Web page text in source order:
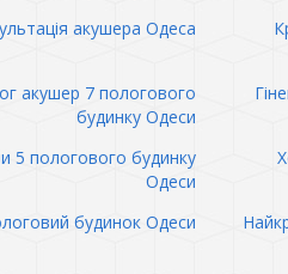
акушера Одеса
акушер 7 пологового
будинку Одеси
5 пологового будинку
Одеси
будинок Одеси